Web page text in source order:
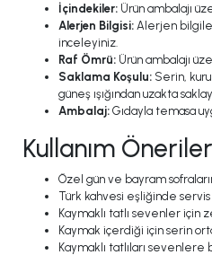
İçindekiler: Ürün ambalajı
Alerjen Bilgisi: Alerjen
inceleyiniz.
Raf Ömrü: Ürün ambalajı
Saklama Koşulu: Serin,
güneş ışığından uzakta
Ambalaj: Gıdayla temasa
Kullanım
Özel gün ve bayram
Türk kahvesi eşliğinde
Kaymaklı tatlı sevenler için
Kaymak içerdiği için serin
Kaymaklı tatlıları